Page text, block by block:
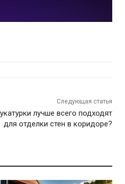
Следующая статья
лучше всего подходят
для отделки стен в коридоре?